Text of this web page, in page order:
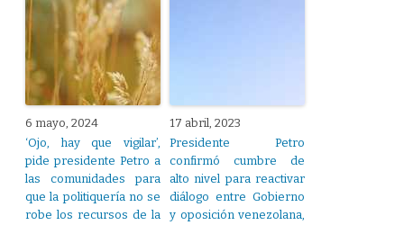
6 mayo, 2024
‘Ojo, hay que vigilar’,
pide presidente Petro a
las comunidades para
que la politiquería no se
robe los recursos de la
17 abril, 2023
Presidente Petro
confirmó cumbre de
alto nivel para reactivar
diálogo entre Gobierno
y oposición venezolana,